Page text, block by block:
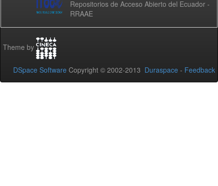
Repositorios de Acceso Abierto del Ecuador -
RRAAE
Theme by
DSpace Software Copyright © 2002-2013 Duraspace - Feedback